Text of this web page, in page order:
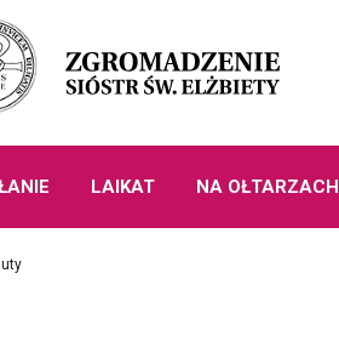
LAIKAT NA OŁTARZACH
luty